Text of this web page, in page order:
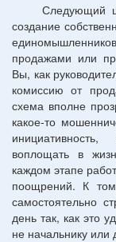
Следующий
создание
продажами или
Вы, как
комиссию от
схема вполне
какое-то
воплощать в
каждом этапе
поощрений. К
самостоятельно
день так, как это
не начальнику или